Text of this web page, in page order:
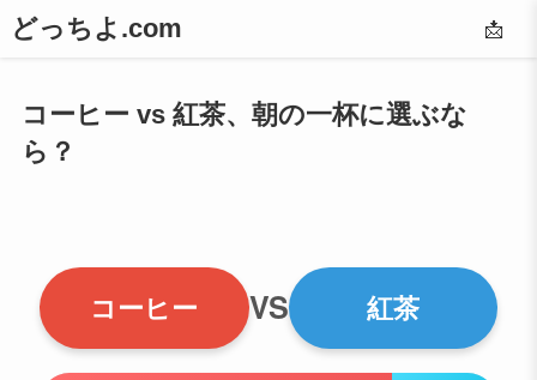
どっちよ.com 📩
コーヒー vs 紅茶、朝の一杯に選ぶな
ら？
コーヒー VS 紅茶